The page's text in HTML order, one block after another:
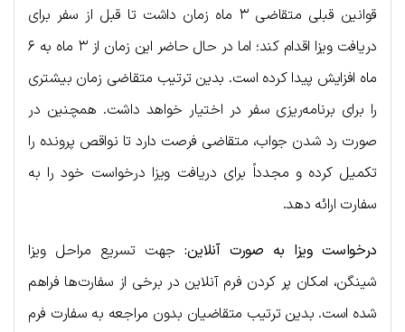
قوانین قبلی متقاضی ۳ ماه زمان داشت تا قبل از سفر برای
دریافت ویزا اقدام کند؛ اما در حال حاضر این زمان از ۳ ماه به ۶
ماه افزایش پیدا کرده است. بدین ترتیب متقاضی زمان بیشتری
را برای برنامه‌ریزی سفر در اختیار خواهد داشت. همچنین در
صورت رد شدن جواب، متقاضی فرصت دارد تا نواقص پرونده را
تکمیل کرده و مجدداً برای دریافت ویزا درخواست خود را به
سفارت ارائه دهد.
درخواست ویزا به صورت آنلاین: جهت تسریع مراحل ویزا
شینگن، امکان پر کردن فرم آنلاین در برخی از سفارت‌ها فراهم
شده است. بدین ترتیب متقاضیان بدون مراجعه به سفارت فرم